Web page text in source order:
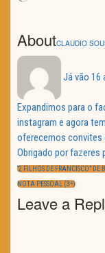
AboutCLAUDIO
Já vão 16
Expandimos para o
instagram e agora
oferecemos convites
Obrigado por fazeres
de
artigos
PREVIOUS
“2 FILHOS DE FRANCISCO” DE
NEXT
NOTA PESSOAL (3ª)
Leave a